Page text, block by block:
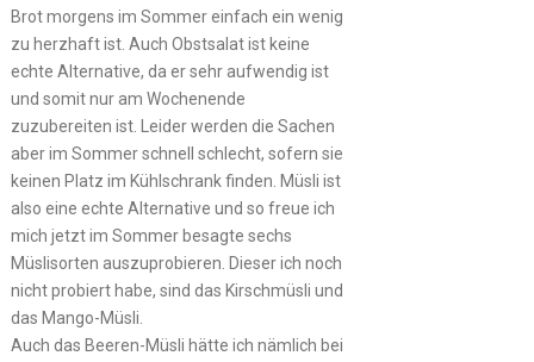
Brot morgens im Sommer einfach ein wenig
zu herzhaft ist. Auch Obstsalat ist keine
echte Alternative, da er sehr aufwendig ist
und somit nur am Wochenende
zuzubereiten ist. Leider werden die Sachen
aber im Sommer schnell schlecht, sofern sie
keinen Platz im Kühlschrank finden. Müsli ist
also eine echte Alternative und so freue ich
mich jetzt im Sommer besagte sechs
Müslisorten auszuprobieren. Dieser ich noch
nicht probiert habe, sind das Kirschmüsli und
das Mango-Müsli.
Auch das Beeren-Müsli hätte ich nämlich bei